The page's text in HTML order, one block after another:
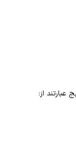
عبارتند از: